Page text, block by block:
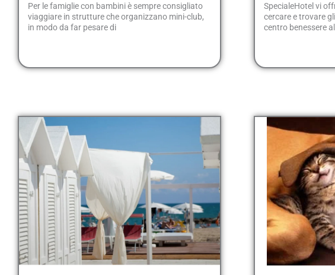
Per le famiglie con bambini è sempre consigliato
viaggiare in strutture che organizzano mini-club,
in modo da far pesare di
SpecialeHotel vi
cercare e trovare
centro benessere